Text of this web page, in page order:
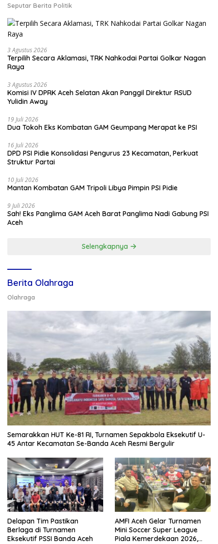
Seputar Berita Politik
3 Agustus 2026
Terpilih Secara Aklamasi, TRK Nahkodai Partai Golkar Nagan
Raya
3 Agustus 2026
Komisi IV DPRK Aceh Selatan Akan Panggil Direktur RSUD
Yulidin Away
19 Juli 2026
Dua Tokoh Eks Kombatan GAM Geumpang Merapat ke PSI
16 Juli 2026
DPD PSI Pidie Konsolidasi Pengurus 23 Kecamatan, Perkuat
Struktur Partai
10 Juli 2026
Mantan Kombatan GAM Tripoli Libya Pimpin PSI Pidie
9 Juli 2026
Sah! Eks Panglima GAM Aceh Barat Panglima Nadi Gabung PSI
Aceh
Selengkapnya
Berita Olahraga
Olahraga
Semarakkan HUT Ke-81 RI, Turnamen Sepakbola Eksekutif U-
45 Antar Kecamatan Se-Banda Aceh Resmi Bergulir
Delapan Tim Pastikan
Berlaga di Turnamen
Eksekutif PSSI Banda Aceh
AMFI Aceh Gelar Turnamen
Mini Soccer Super League
Piala Kemerdekaan 2026,